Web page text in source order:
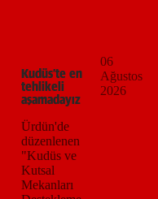
Kudüs’te en
tehlikeli
aşamadayız
Ürdün'de
düzenlenen
"Kudüs ve
Kutsal
Mekanları
06
Ağustos
2026